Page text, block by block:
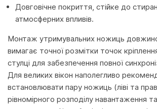
Довговічне покриття, стійке до
атмосферних впливів.
Монтаж утримувальних ножиць
вимагає точної розмітки точок
стулці для забезпечення повної
Для великих вікон наполегливо
встановлювати пару ножиць (ліві та
рівномірного розподілу навантаження